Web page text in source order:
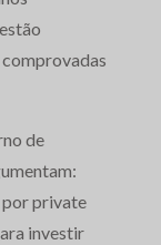
de
por private
investir